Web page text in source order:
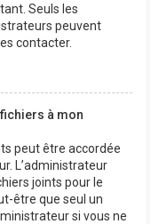
Seuls les
peuvent
contacter.
à mon
peut être accordée
L’administrateur
joints pour le
être que seul un
si vous ne